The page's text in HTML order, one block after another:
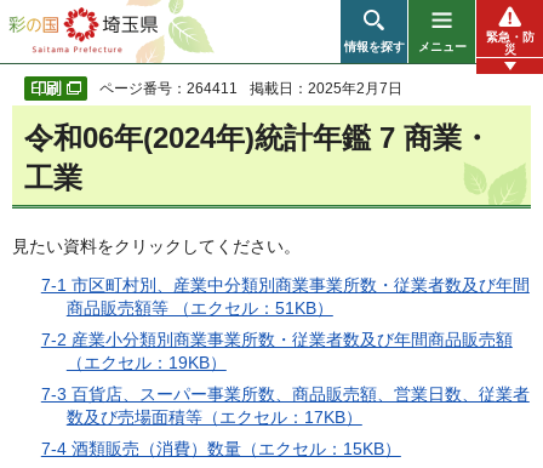
彩の国 埼玉県
情報を探す メニュー
緊急・防
災
ページ番号：264411 掲載日：2025年2月7日
令和06年(2024年)統計年鑑 7 商業・
工業
見たい資料をクリックしてください。
7-1 市区町村別、産業中分類別商業事業所数・従業者数及び年間
商品販売額等 （エクセル：51KB）
7-2 産業小分類別商業事業所数・従業者数及び年間商品販売額
（エクセル：19KB）
7-3 百貨店、スーパー事業所数、商品販売額、営業日数、従業者
数及び売場面積等（エクセル：17KB）
7-4 酒類販売（消費）数量（エクセル：15KB）